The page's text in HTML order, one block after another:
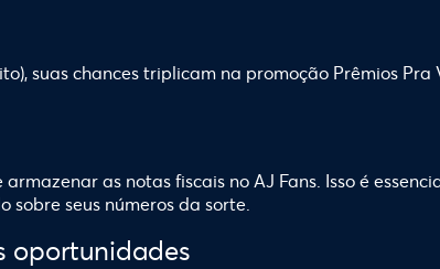
suas chances triplicam na promoção Prêmios
as notas fiscais no AJ Fans. Isso é
seus números da sorte.
oportunidades